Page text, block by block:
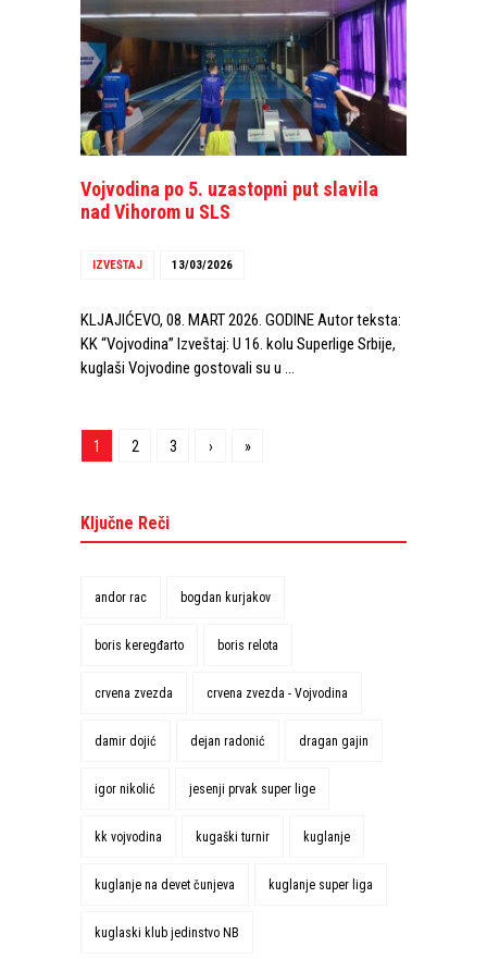
Vojvodina po 5. uzastopni put slavila
nad Vihorom u SLS
IZVEŠTAJ 13/03/2026
KLJAJIĆEVO, 08. MART 2026. GODINE Autor teksta:
KK “Vojvodina” Izveštaj: U 16. kolu Superlige Srbije,
kuglaši Vojvodine gostovali su u …
1 2 3 › »
Ključne Reči
andor rac bogdan kurjakov
boris keregđarto boris relota
crvena zvezda crvena zvezda - Vojvodina
damir dojić dejan radonić dragan gajin
igor nikolić jesenji prvak super lige
kk vojvodina kugaški turnir kuglanje
kuglanje na devet čunjeva kuglanje super liga
kuglaski klub jedinstvo NB